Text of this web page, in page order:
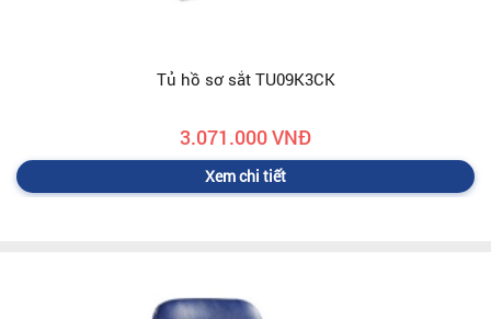
Tủ hồ sơ sắt TU09K3CK
3.071.000 VNĐ
Xem chi tiết